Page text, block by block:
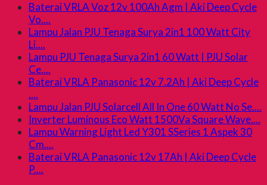
Baterai VRLA Voz 12v 100Ah Agm | Aki Deep Cycle
Vo....
Lampu Jalan PJU Tenaga Surya 2in1 100 Watt City
Li....
Lampu PJU Tenaga Surya 2in1 60 Watt | PJU Solar
Ce....
Baterai VRLA Panasonic 12v 7.2Ah | Aki Deep Cycle
....
Lampu Jalan PJU Solarcell All In One 60 Watt No Se....
Inverter Luminous Eco Watt 1500Va Square Wave....
Lampu Warning Light Led Y301 SSeries 1 Aspek 30
Cm....
Baterai VRLA Panasonic 12v 17Ah | Aki Deep Cycle
P....